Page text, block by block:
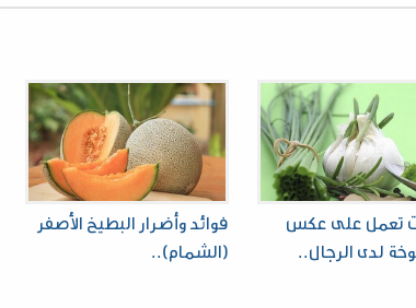
تعمل على عكس
لدى الرجال..
فوائد وأضرار البطيخ الأصفر
(الشمام)..